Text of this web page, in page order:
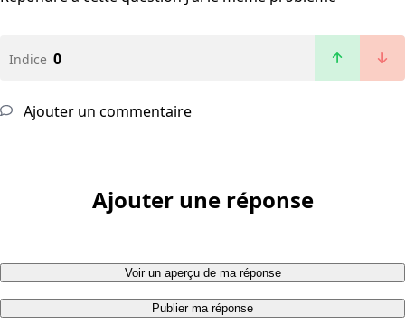
Indice 0
Ajouter un commentaire
Ajouter une réponse
Voir un aperçu de ma réponse
Publier ma réponse